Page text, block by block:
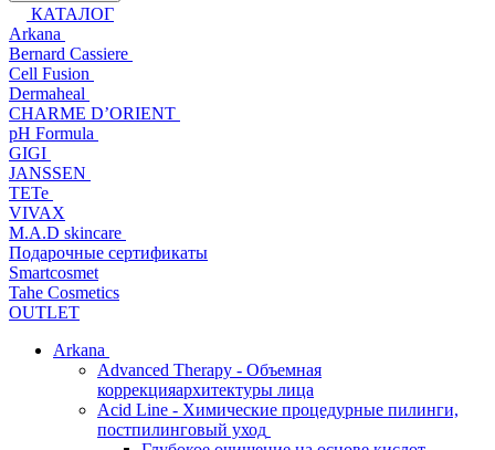
КАТАЛОГ
Arkana
Bernard Cassiere
Cell Fusion
Dermaheal
CHARME D’ORIENT
pH Formula
GIGI
JANSSEN
TETe
VIVAX
M.A.D skincare
Подарочные сертификаты
Smartcosmet
Tahe Cosmetics
OUTLET
Arkana
Advanced Therapy - Объемная
коррекцияархитектуры лица
Acid Line - Химические процедурные пилинги,
постпилинговый уход